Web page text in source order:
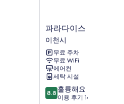
파
라
다
이
스
호
텔
이
천
파라다이스 호텔 이천
이천시
무료 주차
무료 WiFi
에어컨
세탁 시설
10
점
8.8 훌륭해요
이용 후기 14개